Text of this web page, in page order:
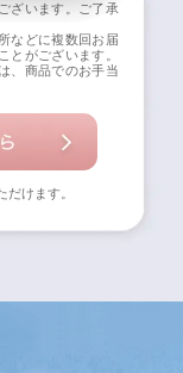
ざいます。ご了承
などに複数回お届
とがございます。
、商品でのお手当
けます。